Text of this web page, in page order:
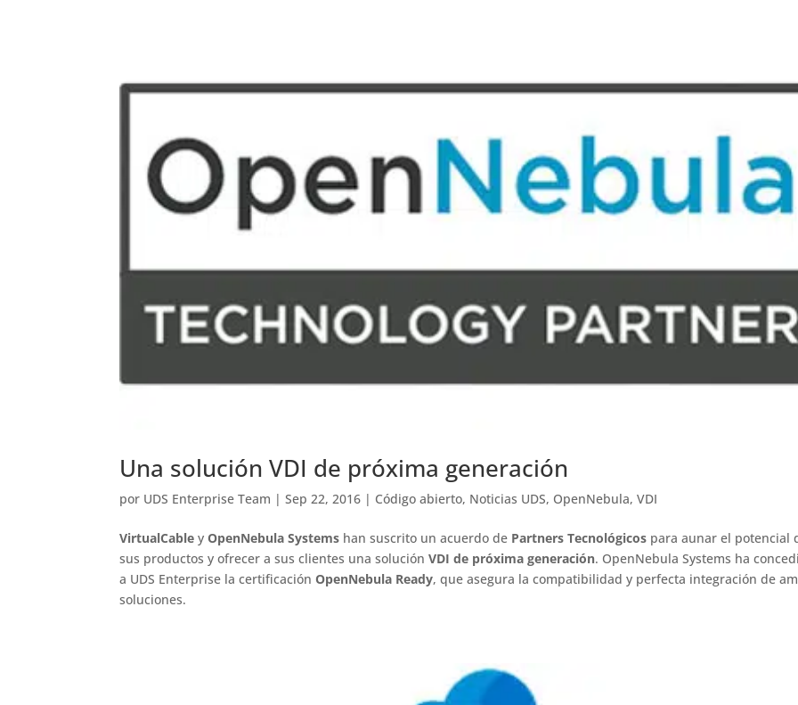
Una solución VDI de próxima generación
por UDS Enterprise Team |Sep 22, 2016 | Código abierto, Noticias UDS, OpenNebula,VDI
VirtualCable yOpenNebula Systems han suscrito un acuerdo de Partners Tecnológicos para aunar el potencial
sus productos y ofrecer a sus clientes una soluciónVDI de próxima generación. OpenNebula Systems ha
a UDS Enterprise la certificaciónOpenNebula Ready, que asegura la compatibilidad y perfecta integración de
soluciones.